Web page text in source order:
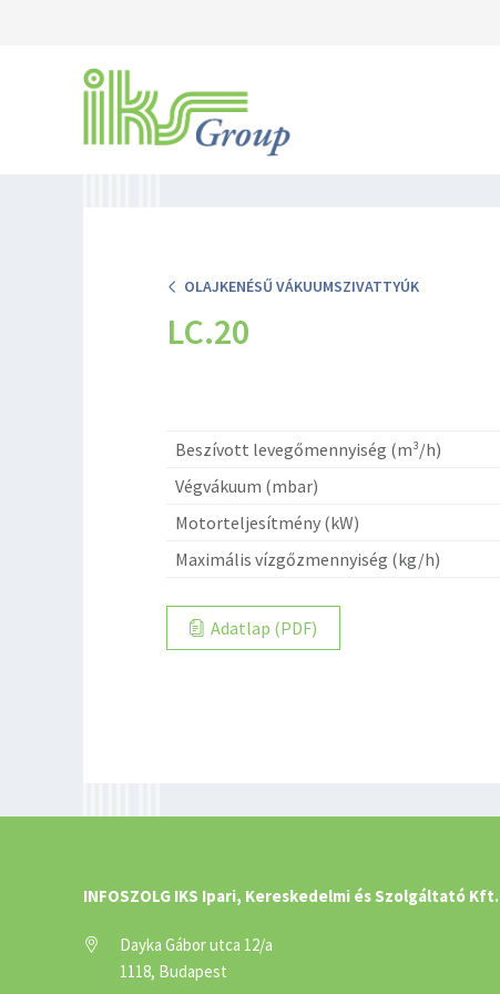
OLAJKENÉSŰ VÁKUUMSZIVATTYÚK
LC.20
Beszívott levegőmennyiség (m³/h)
Végvákuum (mbar)
Motorteljesítmény (kW)
Maximális vízgőzmennyiség (kg/h)
Adatlap (PDF)
INFOSZOLG IKS Ipari, Kereskedelmi és Szolgáltató Kft.
Dayka Gábor utca 12/a
1118, Budapest